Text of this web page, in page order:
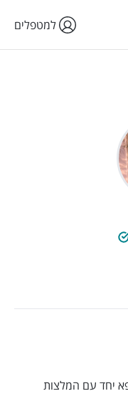
למטפלים
יחד עם המלצות